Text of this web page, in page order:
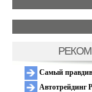
Самый
Автотрейдинг